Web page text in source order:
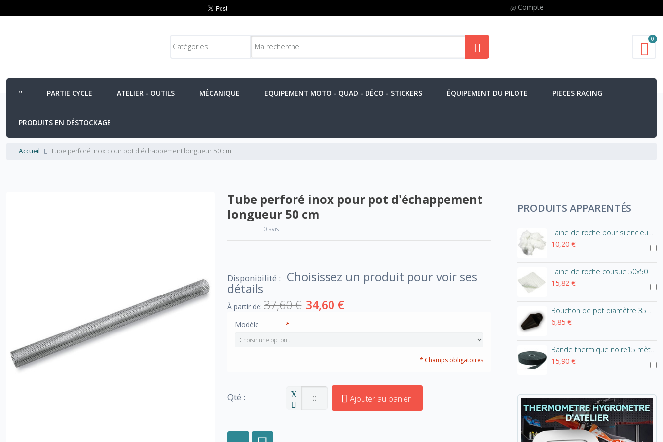
Compte
0
PARTIE CYCLE ATELIER - OUTILS MÉCANIQUE EQUIPEMENT MOTO - QUAD - DÉCO - STICKERS ÉQUIPEMENT DU PILOTE PIECES RACING
PRODUITS EN DÉSTOCKAGE
Accueil Tube perforé inox pour pot d'échappement longueur 50 cm
Tube perforé inox pour pot d'échappement
longueur 50 cm
0 avis
Disponibilité : Choisissez un produit pour voir ses
détails
À partir de: 37,60 € 34,60 €
*
Modèle
* Champs obligatoires
Qté : Ajouter au panier
PRODUITS APPARENTÉS
Laine de roche pour silencieux d'échappement
10,20 €
Laine de roche cousue 50x50
15,82 €
Bouchon de pot diamètre 35mm à 60mm
6,85 €
Bande thermique noire15 mètres isolante jusqu'à 550°C pour collecteur d'échappement moto
15,90 €